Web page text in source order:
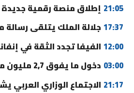
21:05 إطلاق منصة رقمية جديدة
17:37 جلالة الملك يتلقى رسالة
12:00 الفيفا تجدد الثقة في
03:00 دخول ما يفوق 2,7 مليون من الجالية
21:17 الاجتماع الوزاري العربي